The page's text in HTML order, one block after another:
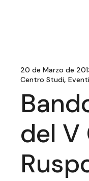
20 de Marzo de
Centro Studi
del V